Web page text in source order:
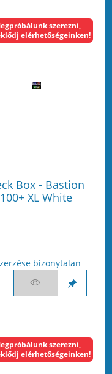
Box - Bastion
100+ XL White
szerezni,
elérhetőségeinken!
bizonytalan
szerezni,
elérhetőségeinken!